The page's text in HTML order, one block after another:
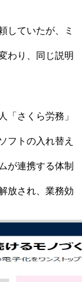
していたが、ミ
わり、同じ説明
「さくら労務」
フトの入れ替え
が連携する体制
放され、業務効